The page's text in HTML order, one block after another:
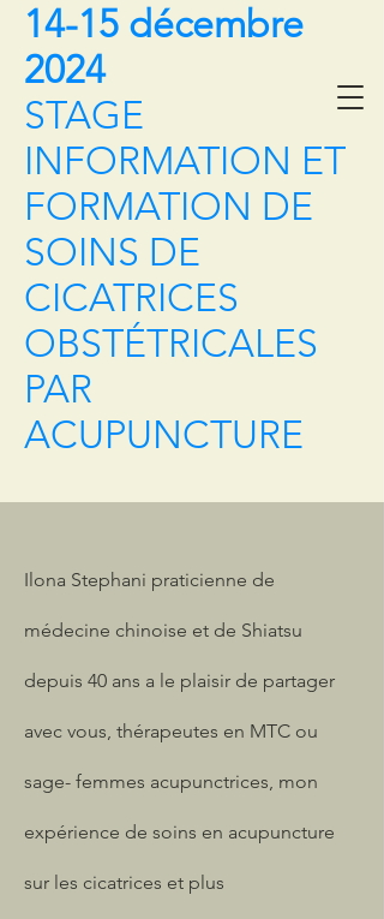
14-15 décembre
2024
STAGE
INFORMATION ET
FORMATION DE
SOINS DE
CICATRICES
OBSTÉTRICALES
PAR
ACUPUNCTURE
Ilona Stephani praticienne de
médecine chinoise et de Shiatsu
depuis 40 ans a le plaisir de partager
avec vous, thérapeutes en MTC ou
sage- femmes acupunctrices, mon
expérience de soins en acupuncture
sur les cicatrices et plus